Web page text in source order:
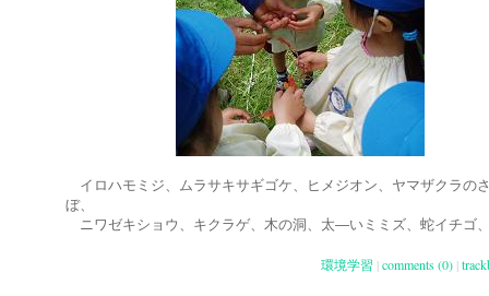
イロハモミジ、ムラサキサギゴケ、ヒメジオン、ヤマザクラの
ぼ、
ニワゼキショウ、キクラゲ、木の洞、太―いミミズ、蛇イチゴ
環境学習 |comments (0) |